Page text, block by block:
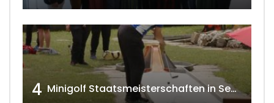
4 Minigolf Staatsmeisterschaften in Seefeld-Kadolz w4tv174